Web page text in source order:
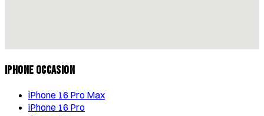
iPhone Occasion
iPhone 16 Pro Max
iPhone 16 Pro